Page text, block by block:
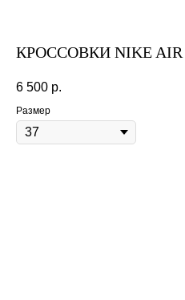
КРОССОВКИ NIKE AIR
6 500 р.
Размер